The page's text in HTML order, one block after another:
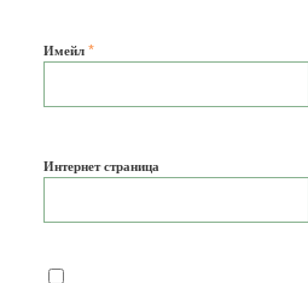
Имейл *
Интернет страница